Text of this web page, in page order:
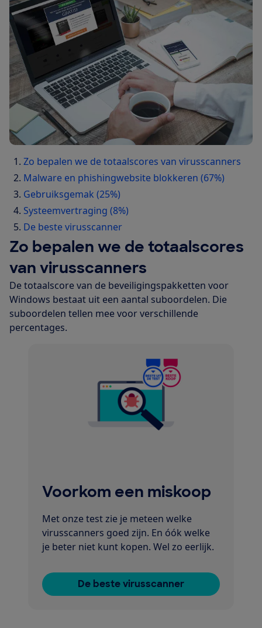
Zo bepalen we de totaalscores van virusscanners
Malware en phishingwebsite blokkeren (67%)
Gebruiksgemak (25%)
Systeemvertraging (8%)
De beste virusscanner
Zo bepalen we de totaalscores
van virusscanners
De totaalscore van de beveiligingspakketten voor
Windows bestaat uit een aantal suboordelen. Die
suboordelen tellen mee voor verschillende
percentages.
Voorkom een miskoop
Met onze test zie je meteen welke
virusscanners goed zijn. En óók welke
je beter niet kunt kopen. Wel zo eerlijk.
De beste virusscanner